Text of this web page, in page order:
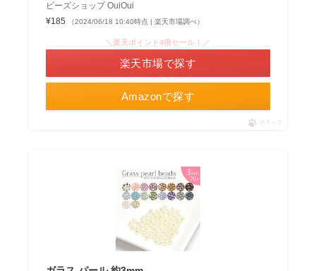
ビーズショップ OuiOui
¥185
（2024/06/18 10:40時点 | 楽天市場調べ）
Amazonで探す
＼楽天ポイント4倍セール！／
楽天市場で探す
ポチップ